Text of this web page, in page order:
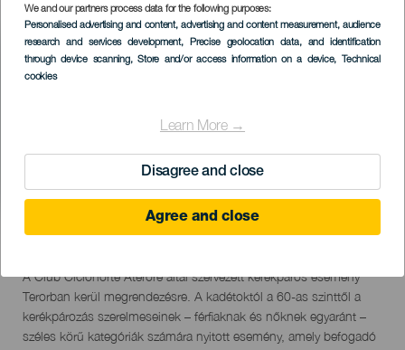
We and our partners process data for the following purposes:
Personalised advertising and content, advertising and content measurement, audience
research and services development, Precise geolocation data, and identification
through device scanning, Store and/or access information on a device, Technical
cookies
Learn More →
Disagree and close
Agree and close
Imagen
Listado
September 2026
Descripción
del
evento
A Club Ciclonorte Aterore által szervezett kerékpáros esemény
Terorban kerül megrendezésre. A kadétoktól a 60-as szinttől a
kerékpározás szerelmeseinek – férfiaknak és nőknek egyaránt –
széles körű kategóriák számára nyitott esemény, amely befogadó